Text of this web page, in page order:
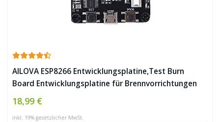
AILOVA ESP8266 Entwicklungsplatine,Test Burn
Board Entwicklungsplatine für Brennvorrichtungen
für ESP-01 / 01S / 12E / 12F / 12S / 18T ESP8266-IoF-
Funk-WIFI-Transceivermodul ✪
18,99 €
inkl. 19% gesetzlicher MwSt.